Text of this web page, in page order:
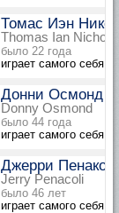
Томас Иэн
Thomas Ian
было 22 года
играет самого себя
Донни Осмонд
Donny Osmond
было 44 года
играет самого себя
Джерри
Jerry Penacoli
было 46 лет
играет самого себя